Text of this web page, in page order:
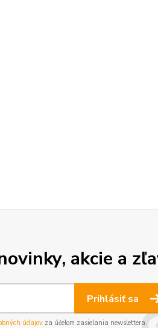
akcie a
Prihlásiť sa
údajovza účelom zasielania newslettera.